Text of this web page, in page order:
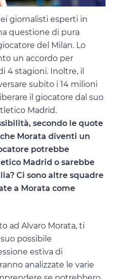
giornalisti esperti in
questione di pura
del Milan. Lo
un accordo per
4 stagioni. Inoltre, il
subito i 14 milioni
il giocatore dal suo
Madrid.
secondo le quote
Morata diventi un
potrebbe
Madrid o sarebbe
Ci sono altre squadre
a Morata come
ad Alvaro Morata, ti
possibile
estiva di
analizzate le varie